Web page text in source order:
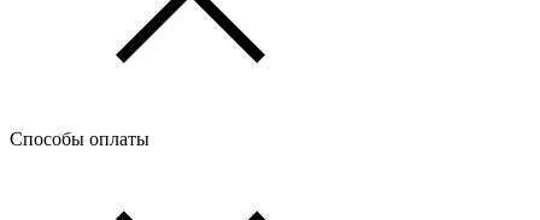
Способы оплаты